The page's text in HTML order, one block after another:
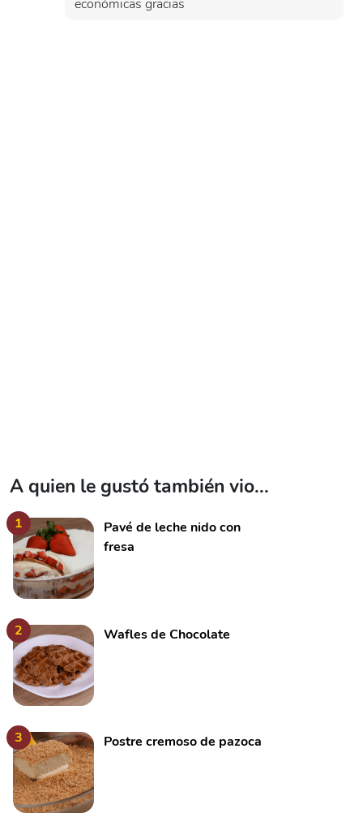
económicas gracias
A quien le gustó también vio...
1
Pavé de leche nido con
fresa
2 Wafles de Chocolate
3 Postre cremoso de pazoca